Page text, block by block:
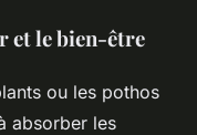
et le bien-être
ou les pothos
absorber les